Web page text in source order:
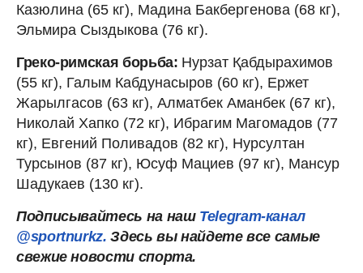
Казюлина (65 кг), Мадина Бакбергенова (68 кг),
Эльмира Сыздыкова (76 кг).
Греко-римская борьба: Нурзат Қабдырахимов
(55 кг), Галым Кабдунасыров (60 кг), Ержет
Жарылгасов (63 кг), Алматбек Аманбек (67 кг),
Николай Хапко (72 кг), Ибрагим Магомадов (77
кг), Евгений Поливадов (82 кг), Нурсултан
Турсынов (87 кг), Юсуф Мациев (97 кг), Мансур
Шадукаев (130 кг).
Подписывайтесь на наш Telegram-канал
@sportnurkz. Здесь вы найдете все самые
свежие новости спорта.